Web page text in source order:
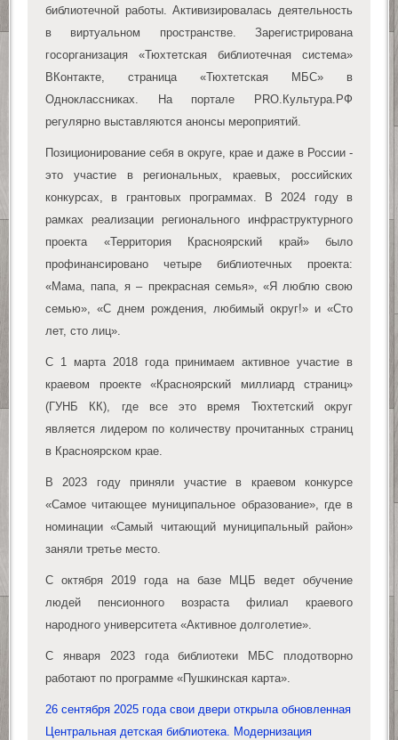
библиотечной работы. Активизировалась деятельность
в виртуальном пространстве. Зарегистрирована
госорганизация «Тюхтетская библиотечная система»
ВКонтакте, страница «Тюхтетская МБС» в
Одноклассниках. На портале PRO.Культура.РФ
регулярно выставляются анонсы мероприятий.
Позиционирование себя в округе, крае и даже в России -
это участие в региональных, краевых, российских
конкурсах, в грантовых программах. В 2024 году в
рамках реализации регионального инфраструктурного
проекта «Территория Красноярский край» было
профинансировано четыре библиотечных проекта:
«Мама, папа, я – прекрасная семья», «Я люблю свою
семью», «С днем рождения, любимый округ!» и «Сто
лет, сто лиц».
С 1 марта 2018 года принимаем активное участие в
краевом проекте «Красноярский миллиард страниц»
(ГУНБ КК), где все это время Тюхтетский округ
является лидером по количеству прочитанных страниц
в Красноярском крае.
В 2023 году приняли участие в краевом конкурсе
«Самое читающее муниципальное образование», где в
номинации «Самый читающий муниципальный район»
заняли третье место.
С октября 2019 года на базе МЦБ ведет обучение
людей пенсионного возраста филиал краевого
народного университета «Активное долголетие».
С января 2023 года библиотеки МБС плодотворно
работают по программе «Пушкинская карта».
26 сентября 2025 года свои двери открыла обновленная
Центральная детская библиотека. Модернизация